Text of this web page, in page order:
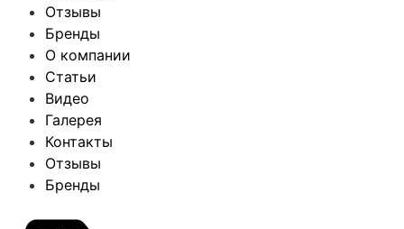
Отзывы
Бренды
О компании
Статьи
Видео
Галерея
Контакты
Отзывы
Бренды